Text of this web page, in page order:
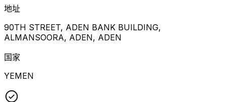
地址
90TH STREET, ADEN BANK BUILDING,
ALMANSOORA, ADEN, ADEN
国家
YEMEN